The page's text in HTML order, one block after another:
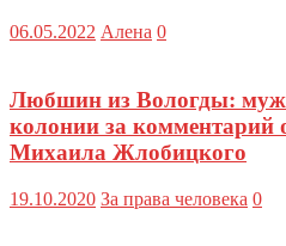
06.05.2022 Алена 0
Любшин из Вологды:
колонии за комментарий
Михаила Жлобицкого
19.10.2020 За права человека 0